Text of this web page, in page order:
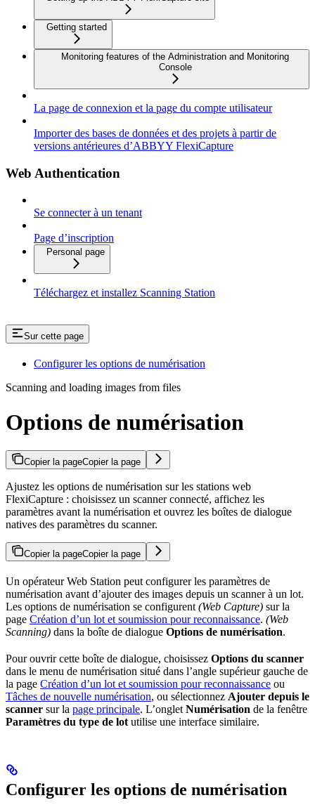
Getting started
Monitoring features of the Administration and Monitoring
Console
La page de connexion et la page du compte utilisateur
Importer des bases de données et des projets à partir de
versions antérieures d’ABBYY FlexiCapture
Web Authentication
Se connecter à un tenant
Page d’inscription
Personal page
Téléchargez et installez Scanning Station
Sur cette page
Configurer les options de numérisation
Scanning and loading images from files
Options de numérisation
Copier la pageCopier la page
Ajustez les options de numérisation sur les stations web
FlexiCapture : choisissez un scanner connecté, affichez les
paramètres avant la numérisation et ouvrez les boîtes de dialogue
natives des paramètres du scanner.
Copier la pageCopier la page
Un opérateur Web Station peut configurer les paramètres de
numérisation avant d’ajouter des images depuis un scanner à un lot.
Les options de numérisation se configurent (Web Capture) sur la
page Création d’un lot et soumission pour reconnaissance. (Web
Scanning) dans la boîte de dialogue Options de numérisation.
Pour ouvrir cette boîte de dialogue, choisissez Options du scanner
dans le menu de numérisation situé dans l’angle supérieur gauche de
la page Création d’un lot et soumission pour reconnaissance ou
Tâches de nouvelle numérisation, ou sélectionnez Ajouter depuis le
scanner sur la page principale. L’onglet Numérisation de la fenêtre
Paramètres du type de lot utilise une interface similaire.
Configurer les options de numérisation